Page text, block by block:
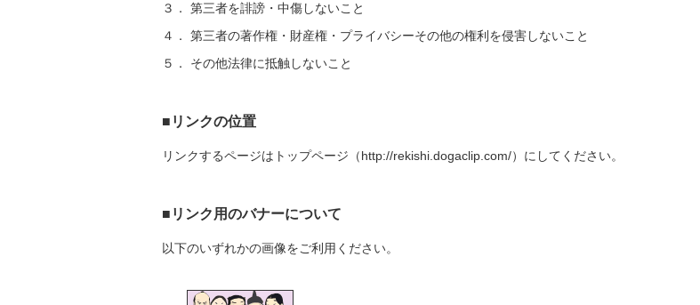
３． 第三者を誹謗・中傷しないこと
４． 第三者の著作権・財産権・プライバシーその他の権利を侵害しないこと
５． その他法律に抵触しないこと
■リンクの位置
リンクするページはトップページ（http://rekishi.dogaclip.com/）にしてください。
■リンク用のバナーについて
以下のいずれかの画像をご利用ください。